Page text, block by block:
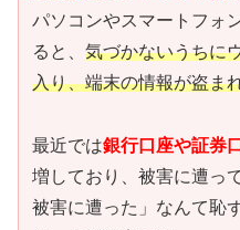
パソコンやスマートフォ
ると、 気づかないうちに
入り、端末の情報が盗ま
最近では銀行口座や証券
増しており、被害に遭っ
被害に遭った」なんて恥